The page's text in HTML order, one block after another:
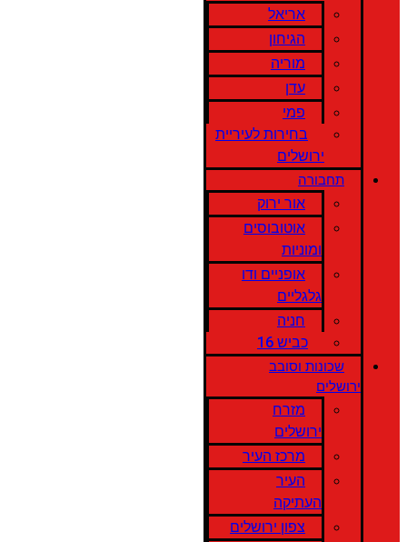
אריאל
הגיחון
מוריה
עדן
פמי
בחירות לעיריית
ירושלים
תחבורה
אור ירוק
אוטובוסים
ומוניות
אופניים ודו
גלגליים
חניה
כביש 16
שכונות וסובב
ירושלים
מזרח
ירושלים
מרכז העיר
העיר
העתיקה
צפון ירושלים